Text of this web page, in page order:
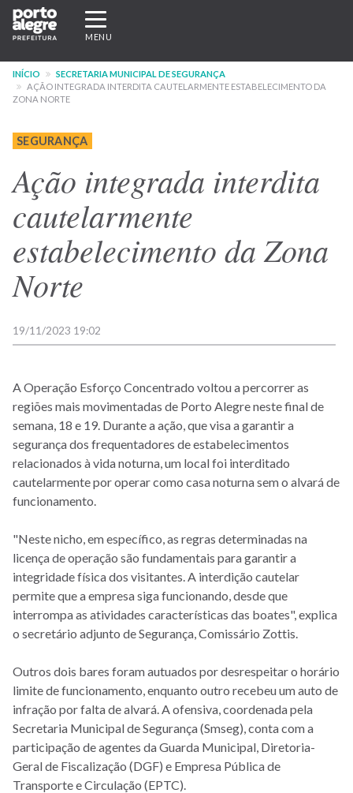
Pular
para
conteúdo
principal
Expandir/recolher
navegação
MENU
INÍCIO
SECRETARIA MUNICIPAL DE SEGURANÇA
AÇÃO INTEGRADA INTERDITA CAUTELARMENTE ESTABELECIMENTO DA
ZONA NORTE
SEGURANÇA
Ação integrada interdita
cautelarmente
estabelecimento da Zona
Norte
19/11/2023 19:02
A Operação Esforço Concentrado voltou a percorrer as
regiões mais movimentadas de Porto Alegre neste final de
semana, 18 e 19. Durante a ação, que visa a garantir a
segurança dos frequentadores de estabelecimentos
relacionados à vida noturna, um local foi interditado
cautelarmente por operar como casa noturna sem o alvará de
funcionamento.
"Neste nicho, em específico, as regras determinadas na
licença de operação são fundamentais para garantir a
integridade física dos visitantes. A interdição cautelar
permite que a empresa siga funcionando, desde que
interrompa as atividades características das boates", explica
o secretário adjunto de Segurança, Comissário Zottis.
Outros dois bares foram autuados por desrespeitar o horário
limite de funcionamento, enquanto outro recebeu um auto de
infração por falta de alvará. A ofensiva, coordenada pela
Secretaria Municipal de Segurança (Smseg), conta com a
participação de agentes da Guarda Municipal, Diretoria-
Geral de Fiscalização (DGF) e Empresa Pública de
Transporte e Circulação (EPTC).